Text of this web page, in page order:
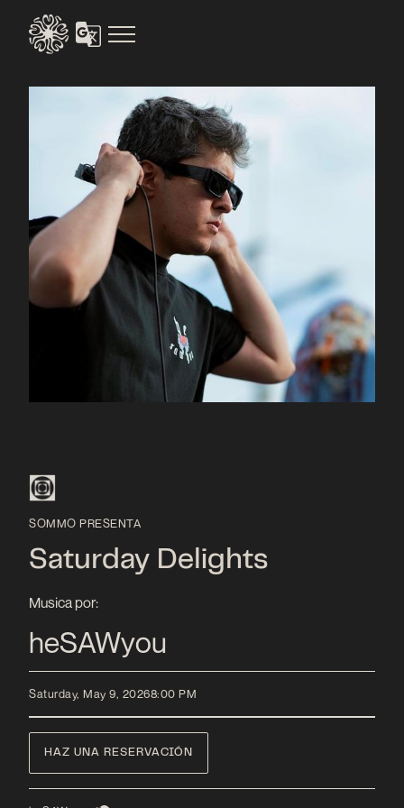
SOMMO PRESENTA
Saturday Delights
Musica por:
heSAWyou
Saturday, May 9, 20268:00 PM
HAZ UNA RESERVACIÓN